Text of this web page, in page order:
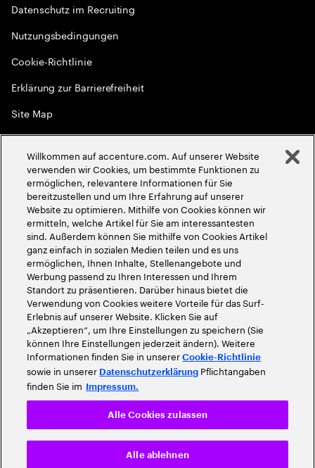
Datenschutz im Recruiting
Nutzungsbedingungen
Cookie-Richtlinie
Erklärung zur Barrierefreiheit
Site Map
Globale Meritokratie
2026Accenture. Alle Rechte vorbehalten
Willkommen auf accenture.com. Auf unserer Website
verwenden wir Cookies, um bestimmte Funktionen zu
ermöglichen, relevantere Informationen für Sie
bereitzustellen und um Ihre Erfahrung auf unserer
Website zu optimieren. Mithilfe von Cookies können wir
ermitteln, welche Artikel für Sie am interessantesten
sind. Außerdem können Sie mithilfe von Cookies Artikel
ganz einfach in sozialen Medien teilen und es uns
ermöglichen, Ihnen Inhalte, Stellenangebote und
Werbung passend zu Ihren Interessen und Ihrem
Standort zu präsentieren. Darüber hinaus bietet die
Verwendung von Cookies weitere Vorteile für das Surf-
Erlebnis auf unserer Website. Klicken Sie auf
„Akzeptieren“, um Ihre Einstellungen zu speichern (Sie
können Ihre Einstellungen jederzeit ändern). Weitere
Informationen finden Sie in unsererCookie-Richtlinie
sowie in unserer Datenschutzerklärung Pflichtangaben
finden Sie im Impressum.
Alle ablehnen
Alle Cookies zulassen